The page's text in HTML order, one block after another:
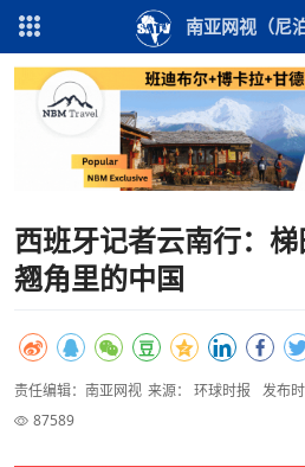
南亚网视（尼
西班牙记者云南行：
翘角里的中国
责任编辑：南亚网视 来源： 环球时报
发布
87589